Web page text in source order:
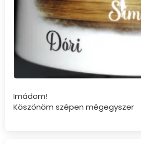
Imádom!
Köszönöm szépen mégegyszer